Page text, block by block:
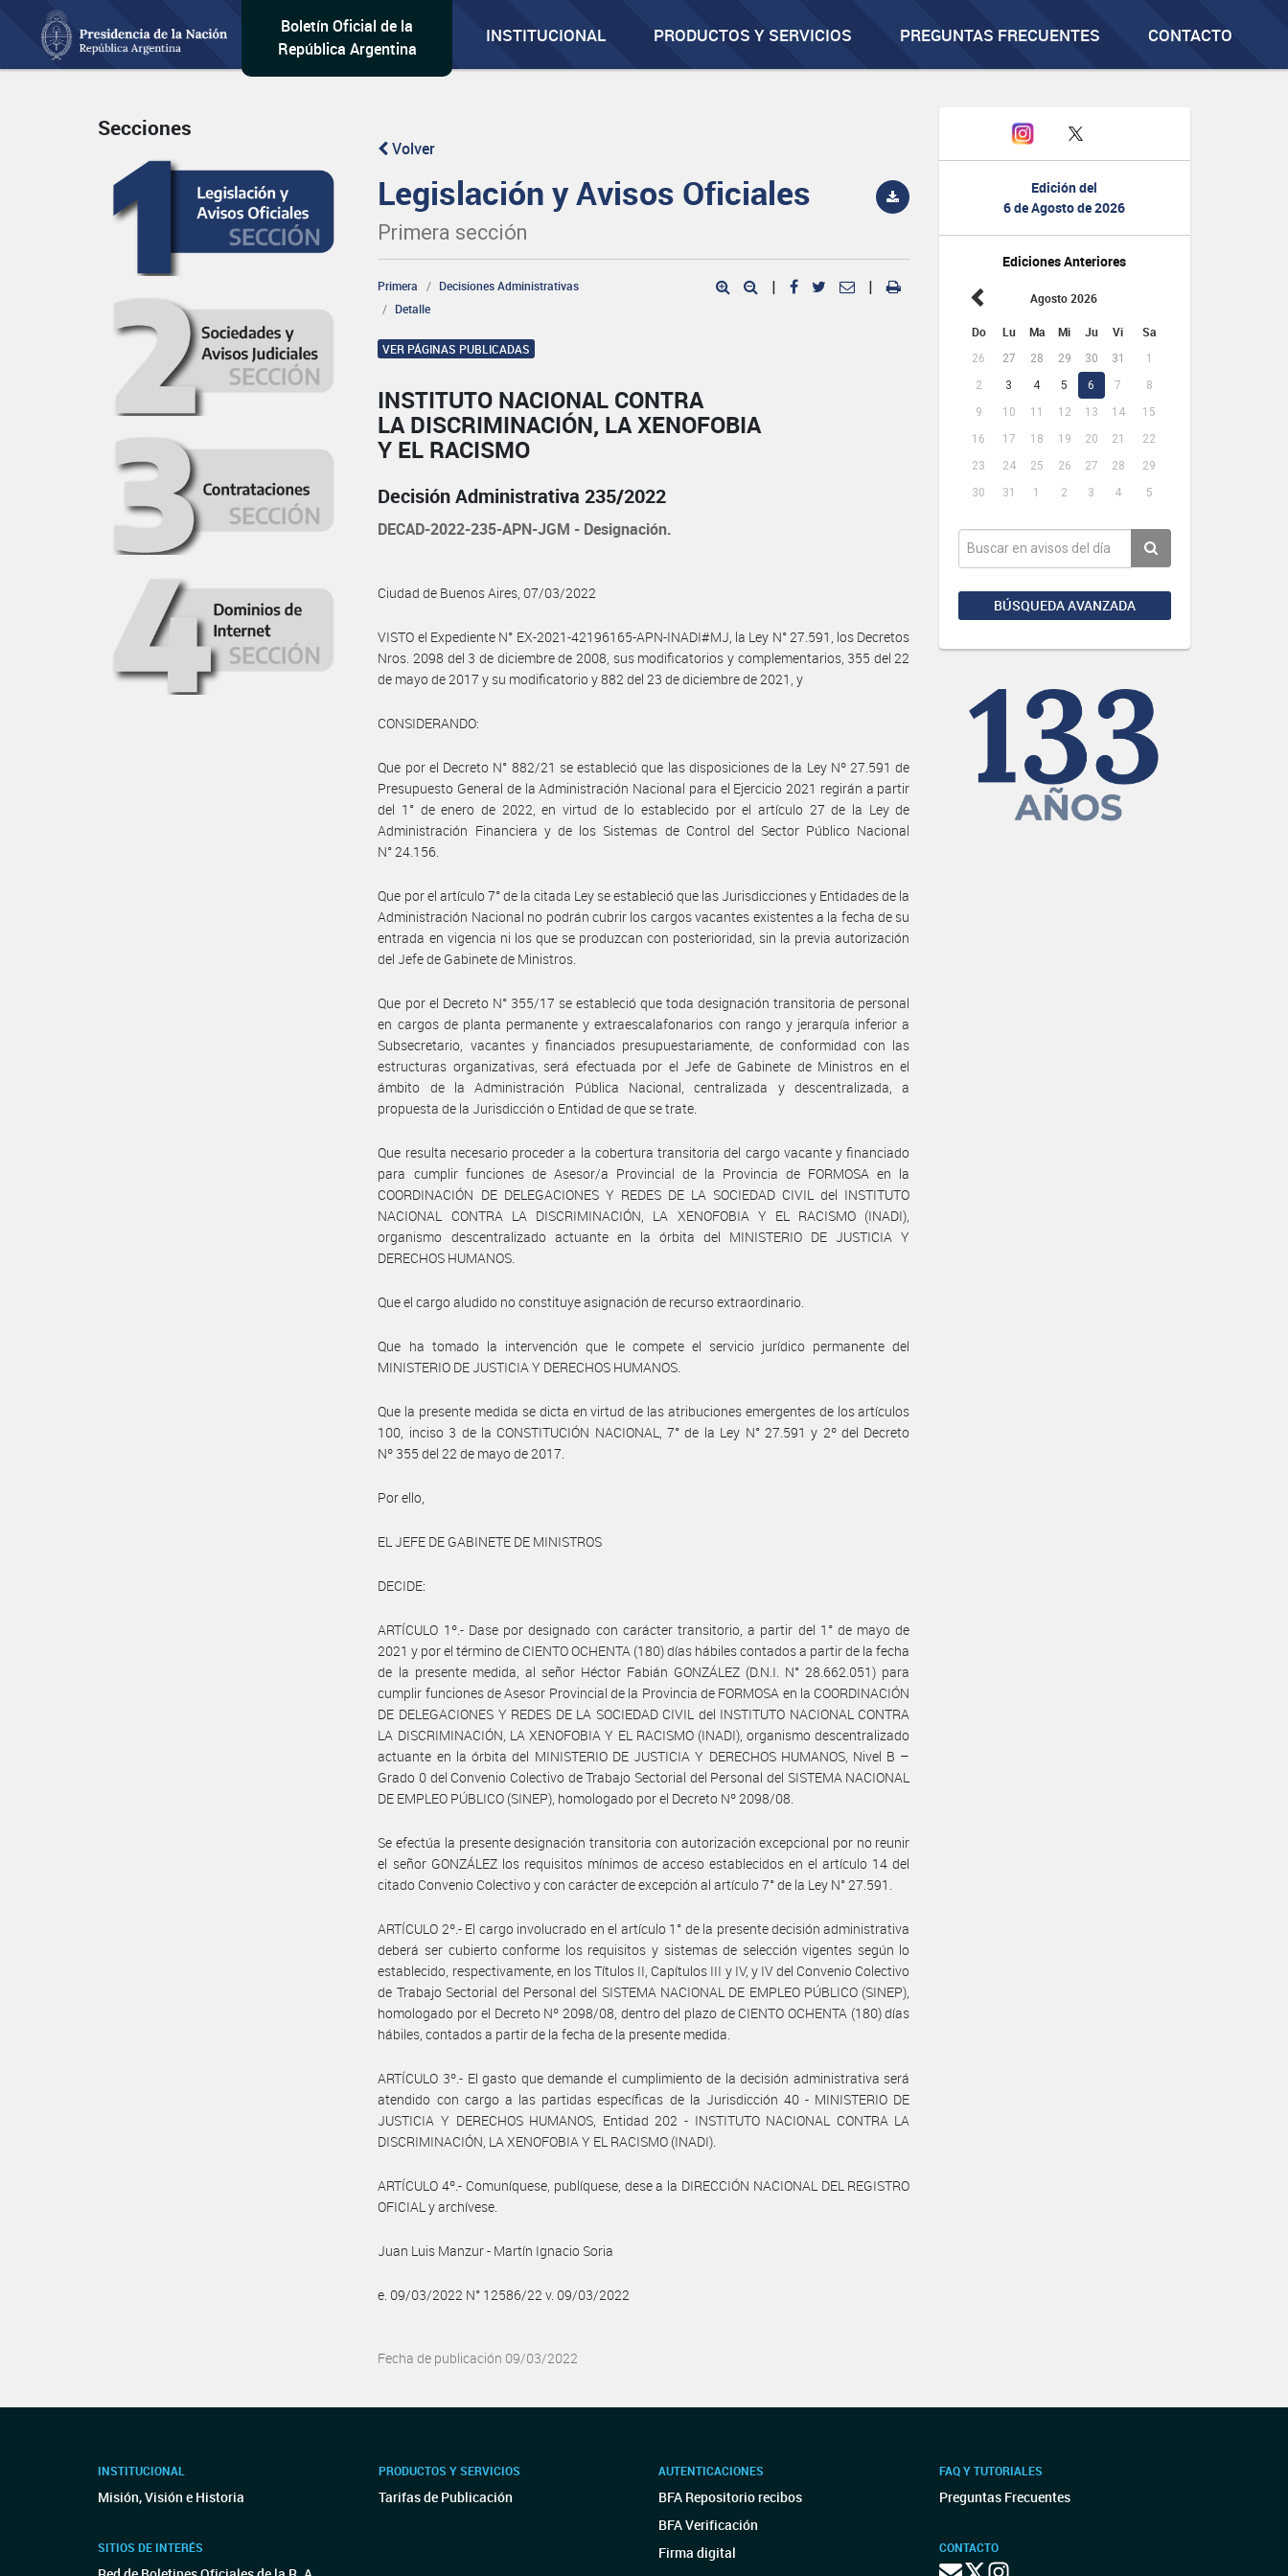
Boletín Oficial de la
República Argentina
INSTITUCIONAL PRODUCTOS Y SERVICIOS PREGUNTAS FRECUENTES CONTACTO
Edición del
6 de Agosto de 2026
Ediciones Anteriores
Agosto 2026
Do Lu Ma Mi Ju Vi Sa
26 27 28 29 30 31
1
2
3 4 5 6 7
8
9
10 11 12 13 14
15
16
17 18 19 20 21
22
23
24 25 26 27 28
29
30
31 1 2 3 4 5
BÚSQUEDA AVANZADA
Secciones
Volver
Legislación y Avisos Oficiales
Primera sección
Primera
Decisiones Administrativas
Detalle
| |
VER PÁGINAS PUBLICADAS
INSTITUTO NACIONAL CONTRA
LA DISCRIMINACIÓN, LA XENOFOBIA
Y EL RACISMO
Decisión Administrativa 235/2022
DECAD-2022-235-APN-JGM - Designación.
Ciudad de Buenos Aires, 07/03/2022
VISTO el Expediente N° EX-2021-42196165-APN-INADI#MJ, la Ley N° 27.591, los Decretos
Nros. 2098 del 3 de diciembre de 2008, sus modificatorios y complementarios, 355 del 22
de mayo de 2017 y su modificatorio y 882 del 23 de diciembre de 2021, y
CONSIDERANDO:
Que por el Decreto N° 882/21 se estableció que las disposiciones de la Ley Nº 27.591 de
Presupuesto General de la Administración Nacional para el Ejercicio 2021 regirán a partir
del 1° de enero de 2022, en virtud de lo establecido por el artículo 27 de la Ley de
Administración Financiera y de los Sistemas de Control del Sector Público Nacional
N° 24.156.
Que por el artículo 7° de la citada Ley se estableció que las Jurisdicciones y Entidades de la
Administración Nacional no podrán cubrir los cargos vacantes existentes a la fecha de su
entrada en vigencia ni los que se produzcan con posterioridad, sin la previa autorización
del Jefe de Gabinete de Ministros.
Que por el Decreto N° 355/17 se estableció que toda designación transitoria de personal
en cargos de planta permanente y extraescalafonarios con rango y jerarquía inferior a
Subsecretario, vacantes y financiados presupuestariamente, de conformidad con las
estructuras organizativas, será efectuada por el Jefe de Gabinete de Ministros en el
ámbito de la Administración Pública Nacional, centralizada y descentralizada, a
propuesta de la Jurisdicción o Entidad de que se trate.
Que resulta necesario proceder a la cobertura transitoria del cargo vacante y financiado
para cumplir funciones de Asesor/a Provincial de la Provincia de FORMOSA en la
COORDINACIÓN DE DELEGACIONES Y REDES DE LA SOCIEDAD CIVIL del INSTITUTO
NACIONAL CONTRA LA DISCRIMINACIÓN, LA XENOFOBIA Y EL RACISMO (INADI),
organismo descentralizado actuante en la órbita del MINISTERIO DE JUSTICIA Y
DERECHOS HUMANOS.
Que el cargo aludido no constituye asignación de recurso extraordinario.
Que ha tomado la intervención que le compete el servicio jurídico permanente del
MINISTERIO DE JUSTICIA Y DERECHOS HUMANOS.
Que la presente medida se dicta en virtud de las atribuciones emergentes de los artículos
100, inciso 3 de la CONSTITUCIÓN NACIONAL, 7° de la Ley N° 27.591 y 2º del Decreto
Nº 355 del 22 de mayo de 2017.
Por ello,
EL JEFE DE GABINETE DE MINISTROS
DECIDE:
ARTÍCULO 1º.- Dase por designado con carácter transitorio, a partir del 1° de mayo de
2021 y por el término de CIENTO OCHENTA (180) días hábiles contados a partir de la fecha
de la presente medida, al señor Héctor Fabián GONZÁLEZ (D.N.I. N° 28.662.051) para
cumplir funciones de Asesor Provincial de la Provincia de FORMOSA en la COORDINACIÓN
DE DELEGACIONES Y REDES DE LA SOCIEDAD CIVIL del INSTITUTO NACIONAL CONTRA
LA DISCRIMINACIÓN, LA XENOFOBIA Y EL RACISMO (INADI), organismo descentralizado
actuante en la órbita del MINISTERIO DE JUSTICIA Y DERECHOS HUMANOS, Nivel B –
Grado 0 del Convenio Colectivo de Trabajo Sectorial del Personal del SISTEMA NACIONAL
DE EMPLEO PÚBLICO (SINEP), homologado por el Decreto Nº 2098/08.
Se efectúa la presente designación transitoria con autorización excepcional por no reunir
el señor GONZÁLEZ los requisitos mínimos de acceso establecidos en el artículo 14 del
citado Convenio Colectivo y con carácter de excepción al artículo 7° de la Ley N° 27.591.
ARTÍCULO 2º.- El cargo involucrado en el artículo 1° de la presente decisión administrativa
deberá ser cubierto conforme los requisitos y sistemas de selección vigentes según lo
establecido, respectivamente, en los Títulos II, Capítulos III y IV, y IV del Convenio Colectivo
de Trabajo Sectorial del Personal del SISTEMA NACIONAL DE EMPLEO PÚBLICO (SINEP),
homologado por el Decreto Nº 2098/08, dentro del plazo de CIENTO OCHENTA (180) días
hábiles, contados a partir de la fecha de la presente medida.
ARTÍCULO 3º.- El gasto que demande el cumplimiento de la decisión administrativa será
atendido con cargo a las partidas específicas de la Jurisdicción 40 - MINISTERIO DE
JUSTICIA Y DERECHOS HUMANOS, Entidad 202 - INSTITUTO NACIONAL CONTRA LA
DISCRIMINACIÓN, LA XENOFOBIA Y EL RACISMO (INADI).
ARTÍCULO 4º.- Comuníquese, publíquese, dese a la DIRECCIÓN NACIONAL DEL REGISTRO
OFICIAL y archívese.
Juan Luis Manzur - Martín Ignacio Soria
e. 09/03/2022 N° 12586/22 v. 09/03/2022
Fecha de publicación 09/03/2022
INSTITUCIONAL
Misión, Visión e Historia
SITIOS DE INTERÉS
PRODUCTOS Y SERVICIOS
Tarifas de Publicación
AUTENTICACIONES
BFA Repositorio recibos
BFA Verificación
Firma digital
FAQ Y TUTORIALES
Preguntas Frecuentes
CONTACTO